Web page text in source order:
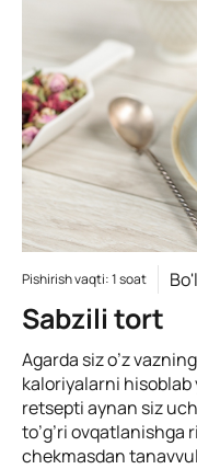
Pishirish vaqti: 1 soat
Sabzili tort
Agarda siz o’z
kaloriyalarni
retsepti aynan siz
to’g’ri
chekmasdan